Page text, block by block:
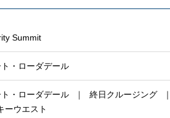
Summit
・ローダデール
・ローダデール 終日クルージング
ーウエスト